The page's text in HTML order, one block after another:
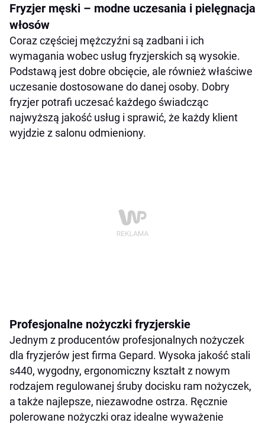
Fryzjer męski – modne uczesania i pielęgnacja
włosów
Coraz częściej mężczyźni są zadbani i ich
wymagania wobec usług fryzjerskich są wysokie.
Podstawą jest dobre obcięcie, ale również właściwe
uczesanie dostosowane do danej osoby. Dobry
fryzjer potrafi uczesać każdego świadcząc
najwyższą jakość usług i sprawić, że każdy klient
wyjdzie z salonu odmieniony.
Profesjonalne nożyczki fryzjerskie
Jednym z producentów profesjonalnych nożyczek
dla fryzjerów jest firma Gepard. Wysoka jakość stali
s440, wygodny, ergonomiczny kształt z nowym
rodzajem regulowanej śruby docisku ram nożyczek,
a także najlepsze, niezawodne ostrza. Ręcznie
polerowane nożyczki oraz idealne wyważenie